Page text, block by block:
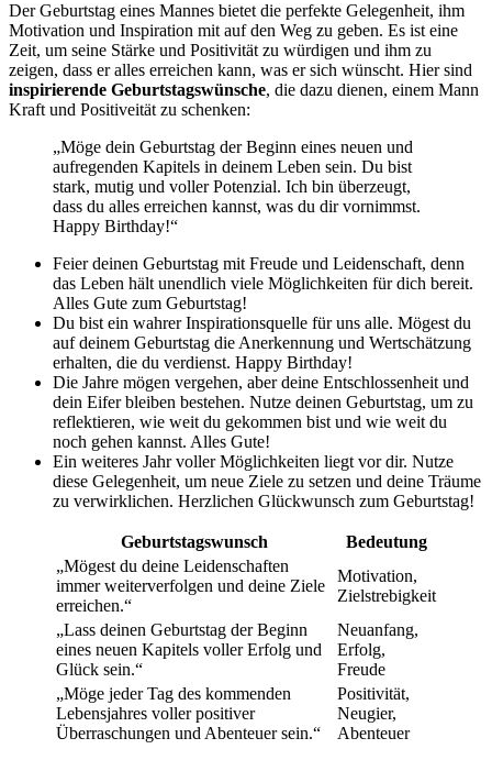
Der Geburtstag eines Mannes bietet die perfekte Gelegenheit, ihm
Motivation und Inspiration mit auf den Weg zu geben. Es ist eine
Zeit, um seine Stärke und Positivität zu würdigen und ihm zu
zeigen, dass er alles erreichen kann, was er sich wünscht. Hier sind
inspirierende Geburtstagswünsche, die dazu dienen, einem Mann
Kraft und Positiveität zu schenken:
„Möge dein Geburtstag der Beginn eines neuen und
aufregenden Kapitels in deinem Leben sein. Du bist
stark, mutig und voller Potenzial. Ich bin überzeugt,
dass du alles erreichen kannst, was du dir vornimmst.
Happy Birthday!“
Feier deinen Geburtstag mit Freude und Leidenschaft, denn
das Leben hält unendlich viele Möglichkeiten für dich bereit.
Alles Gute zum Geburtstag!
Du bist ein wahrer Inspirationsquelle für uns alle. Mögest du
auf deinem Geburtstag die Anerkennung und Wertschätzung
erhalten, die du verdienst. Happy Birthday!
Die Jahre mögen vergehen, aber deine Entschlossenheit und
dein Eifer bleiben bestehen. Nutze deinen Geburtstag, um zu
reflektieren, wie weit du gekommen bist und wie weit du
noch gehen kannst. Alles Gute!
Ein weiteres Jahr voller Möglichkeiten liegt vor dir. Nutze
diese Gelegenheit, um neue Ziele zu setzen und deine Träume
zu verwirklichen. Herzlichen Glückwunsch zum Geburtstag!
Geburtstagswunsch
Bedeutung
„Mögest du deine Leidenschaften
immer weiterverfolgen und deine Ziele
erreichen.“
Motivation,
Zielstrebigkeit
„Lass deinen Geburtstag der Beginn
eines neuen Kapitels voller Erfolg und
Glück sein.“
Neuanfang,
Erfolg,
Freude
„Möge jeder Tag des kommenden
Lebensjahres voller positiver
Überraschungen und Abenteuer sein.“
Positivität,
Neugier,
Abenteuer